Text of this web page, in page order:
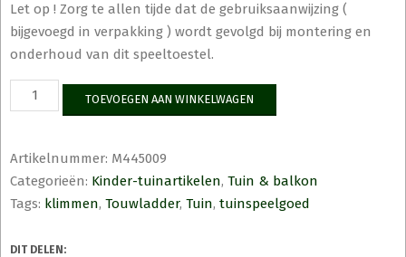
Let op ! Zorg te allen tijde dat de gebruiksaanwijzing (
bijgevoegd in verpakking ) wordt gevolgd bij montering en
onderhoud van dit speeltoestel.
Touwladder
met
aantal
TOEVOEGEN AAN WINKELWAGEN
Artikelnummer: M445009
Categorieën: Kinder-tuinartikelen, Tuin & balkon
Tags: klimmen, Touwladder, Tuin, tuinspeelgoed
DIT DELEN: